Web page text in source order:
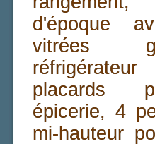
d'époque
vitrées
placards
épicerie, 4
mi-hauteur